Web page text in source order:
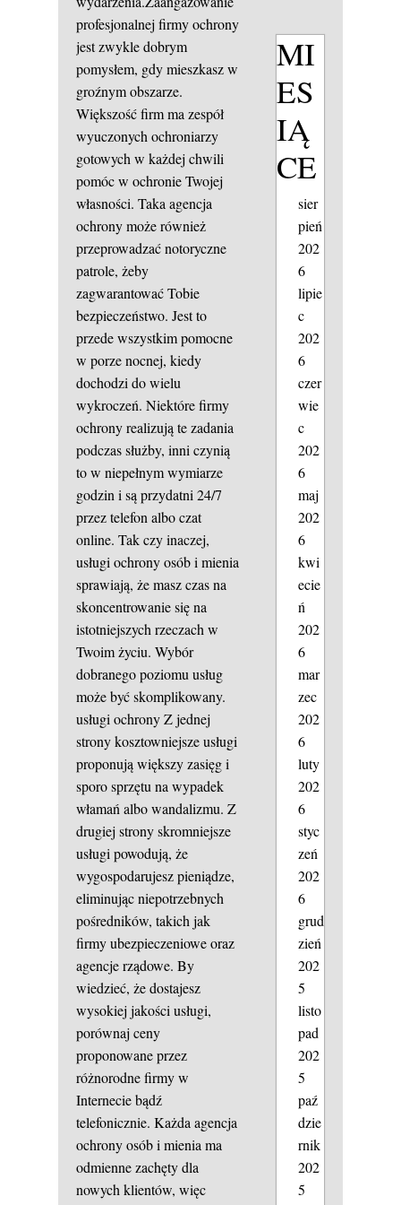
profesjonalnej firmy ochrony
jest zwykle dobrym
pomysłem, gdy mieszkasz w
groźnym obszarze.
Większość firm ma zespół
wyuczonych ochroniarzy
gotowych w każdej chwili
pomóc w ochronie Twojej
własności. Taka agencja
ochrony może również
przeprowadzać notoryczne
patrole, żeby
zagwarantować Tobie
bezpieczeństwo. Jest to
przede wszystkim pomocne
w porze nocnej, kiedy
dochodzi do wielu
wykroczeń. Niektóre firmy
ochrony realizują te zadania
podczas służby, inni czynią
to w niepełnym wymiarze
godzin i są przydatni 24/7
przez telefon albo czat
online. Tak czy inaczej,
usługi ochrony osób i mienia
sprawiają, że masz czas na
skoncentrowanie się na
istotniejszych rzeczach w
Twoim życiu. Wybór
dobranego poziomu usług
może być skomplikowany.
usługi ochronyZ jednej
strony kosztowniejsze usługi
proponują większy zasięg i
sporo sprzętu na wypadek
włamań albo wandalizmu. Z
drugiej strony skromniejsze
usługi powodują, że
wygospodarujesz pieniądze,
eliminując niepotrzebnych
pośredników, takich jak
firmy ubezpieczeniowe oraz
agencje rządowe. By
wiedzieć, że dostajesz
wysokiej jakości usługi,
porównaj ceny
proponowane przez
różnorodne firmy w
Internecie bądź
telefonicznie. Każda agencja
ochrony osób i mienia ma
odmienne zachęty dla
nowych klientów, więc
MI
ES
IĄ
CE
sier
pień
202
6
lipie
c
202
6
czer
wie
c
202
6
maj
202
6
kwi
ecie
ń
202
6
mar
zec
202
6
luty
202
6
styc
zeń
202
6
grud
zień
202
5
listo
pad
202
5
paź
dzie
rnik
202
5